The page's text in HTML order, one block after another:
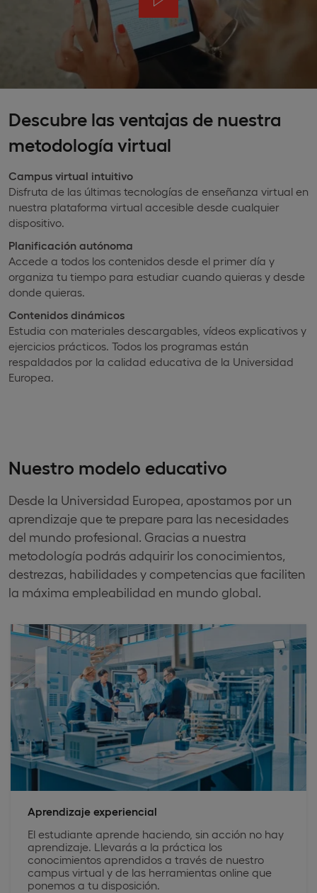
Descubre las ventajas de nuestra
metodología virtual
Campus virtual intuitivo
Disfruta de las últimas tecnologías de enseñanza virtual en
nuestra plataforma virtual accesible desde cualquier
dispositivo.
Planificación autónoma
Accede a todos los contenidos desde el primer día y
organiza tu tiempo para estudiar cuando quieras y desde
donde quieras.
Contenidos dinámicos
Estudia con materiales descargables, vídeos explicativos y
ejercicios prácticos. Todos los programas están
respaldados por la calidad educativa de la Universidad
Europea.
Nuestro modelo educativo
Desde la Universidad Europea, apostamos por un
aprendizaje que te prepare para las necesidades
del mundo profesional. Gracias a nuestra
metodología podrás adquirir los conocimientos,
destrezas, habilidades y competencias que faciliten
la máxima empleabilidad en mundo global.
Aprendizaje experiencial
El estudiante aprende haciendo, sin acción no hay
aprendizaje. Llevarás a la práctica los
conocimientos aprendidos a través de nuestro
campus virtual y de las herramientas online que
ponemos a tu disposición.